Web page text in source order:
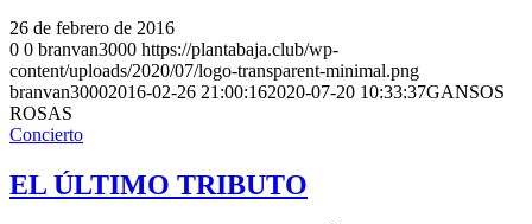
26 de febrero de 2016
0 0 branvan3000 https://plantabaja.club/wp-
content/uploads/2020/07/logo-transparent-minimal.png
branvan30002016-02-26 21:00:162020-07-20 10:33:37GANSOS
ROSAS
Concierto
EL ÚLTIMO TRIBUTO